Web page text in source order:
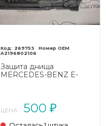
269753
A2196802106
Защита днища
MERCEDES-BENZ E-
ЦЕНА: 500 ₽